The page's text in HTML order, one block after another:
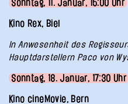
Sonntag, 11. Januar, 15:00 Uhr
Kino Rex, Biel
In Anwesenheit des
Hauptdarstellern Paco von
Sonntag, 18. Januar, 17:30 Uhr
Kino cineMovie, Bern